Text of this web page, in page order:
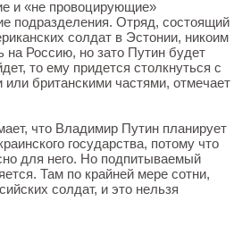
и «не провоцирующие»
подразделения. Отряд, состоящий
солдат в Эстонии, никоим
на Россию, но зато Путин будет
то ему придется столкнуться с
британскими частями, отмечает
что Владимир Путин планирует
государства, потому что
для него. Но подпитываемый
Там по крайней мере сотни,
солдат, и это нельзя